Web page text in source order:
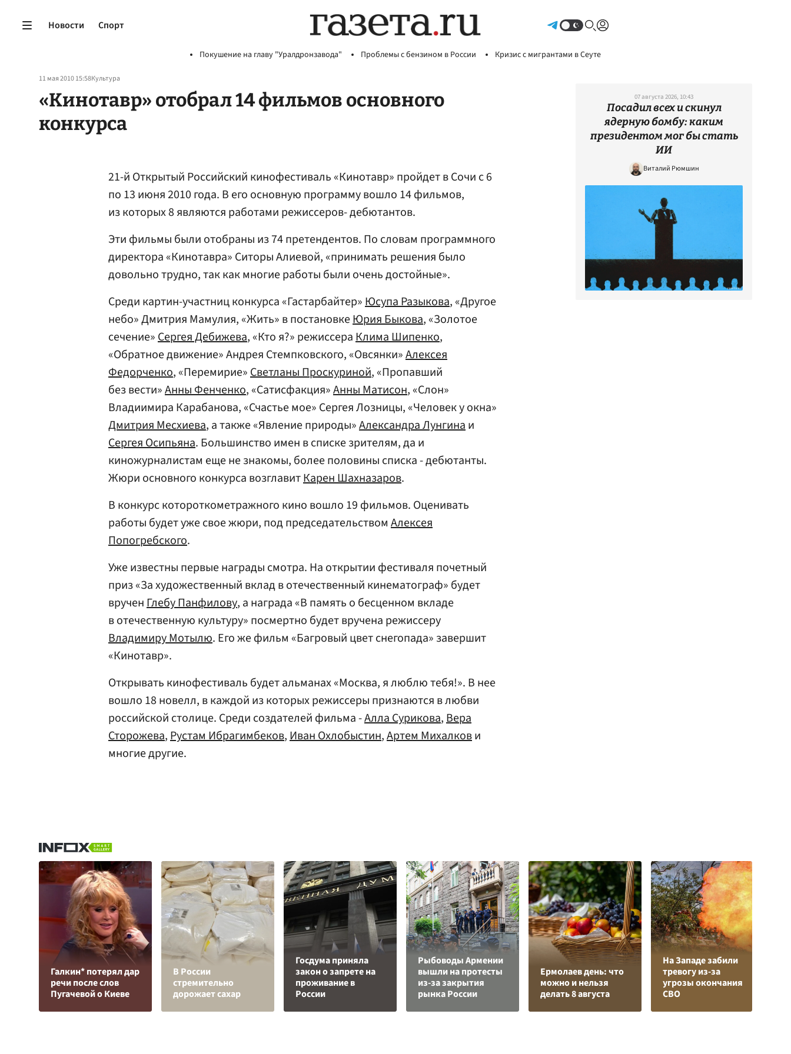
Новости Спорт
Покушение на главу "Уралдронзавода" Проблемы с бензином в России Кризис с мигрантами в Сеуте
11 мая 2010 15:58Культура
«Кинотавр» отобрал 14 фильмов основного
конкурса
21-й Открытый Российский кинофестиваль «Кинотавр» пройдет в Сочи с 6
по 13 июня 2010 года. В его основную программу вошло 14 фильмов,
из которых 8 являются работами режиссеров- дебютантов.
Эти фильмы были отобраны из 74 претендентов. По словам программного
директора «Кинотавра» Ситоры Алиевой, «принимать решения было
довольно трудно, так как многие работы были очень достойные».
Среди картин-участниц конкурса «Гастарбайтер»Юсупа Разыкова, «Другое
небо» Дмитрия Мамулия, «Жить» в постановкеЮрия Быкова, «Золотое
сечение»Сергея Дебижева, «Кто я?» режиссераКлима Шипенко,
«Обратное движение» Андрея Стемпковского, «Овсянки»Алексея
Федорченко, «Перемирие»Светланы Проскуриной, «Пропавший
без вести»Анны Фенченко, «Сатисфакция»Анны Матисон, «Слон»
Владиимира Карабанова, «Счастье мое» Сергея Лозницы, «Человек у окна»
Дмитрия Месхиева, а также «Явление природы»Александра Лунгинаи
Сергея Осипьяна. Большинство имен в списке зрителям, да и
киножурналистам еще не знакомы, более половины списка - дебютанты.
Жюри основного конкурса возглавитКарен Шахназаров.
В конкурс котороткометражного кино вошло 19 фильмов. Оценивать
работы будет уже свое жюри, под председательством Алексея
Попогребского.
Уже известны первые награды смотра. На открытии фестиваля почетный
приз «За художественный вклад в отечественный кинематограф» будет
врученГлебу Панфилову, а награда «В память о бесценном вкладе
в отечественную культуру» посмертно будет вручена режиссеру
Владимиру Мотылю. Его же фильм «Багровый цвет снегопада» завершит
«Кинотавр».
Открывать кинофестиваль будет альманах «Москва, я люблю тебя!». В нее
вошло 18 новелл, в каждой из которых режиссеры признаются в любви
российской столице. Среди создателей фильма -Алла Сурикова,Вера
Сторожева,Рустам Ибрагимбеков,Иван Охлобыстин,Артем Михалкови
многие другие.
07 августа 2026, 10:43
Посадил всех и скинул
ядерную бомбу: каким
президентом мог бы стать
ИИ
Виталий Рюмшин
Галкин* потерял дар
речи после слов
Пугачевой о Киеве
В России
стремительно
дорожает сахар
Госдума приняла
закон о запрете на
проживание в
России
Рыбоводы Армении
вышли на протесты
из-за закрытия
рынка России
Ермолаев день: что
можно и нельзя
делать 8 августа
На Западе забили
тревогу из-за
угрозы окончания
СВО